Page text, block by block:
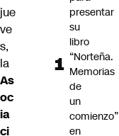
jue
ve
s,
la
As
oc
ia
ci
presentar
su
libro
“Norteña.
Memorias
de
un
comienzo”
en